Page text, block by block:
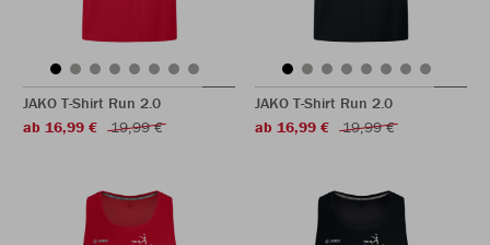
JAKO T-Shirt Run 2.0
ab 16,99 €
19,99 €
JAKO T-Shirt Run 2.0
ab 16,99 €
19,99 €